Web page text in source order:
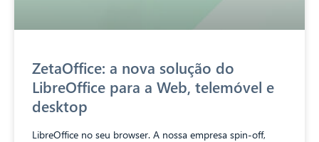
ZetaOffice: a nova solução do
LibreOffice para a Web, telemóvel e
desktop
LibreOffice no seu browser. A nossa empresa spin-off,